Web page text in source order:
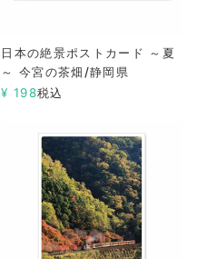
日本の絶景ポストカード ～夏
～ 今宮の茶畑/静岡県
¥ 198税込